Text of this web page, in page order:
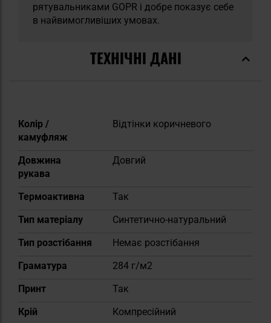
рятувальниками GOPR і добре показує себе
в найвимогливіших умовах.
ТЕХНІЧНІ ДАНІ
Докладніше
Колір /
камуфляж
Відтінки коричневого
Довжина
рукава
Довгий
Термоактивна
Так
Тип матеріалу
Синтетично-натуральний
Тип розстібання
Немає розстібання
Граматура
284 г/м2
Принт
Так
Крій
Компресійний